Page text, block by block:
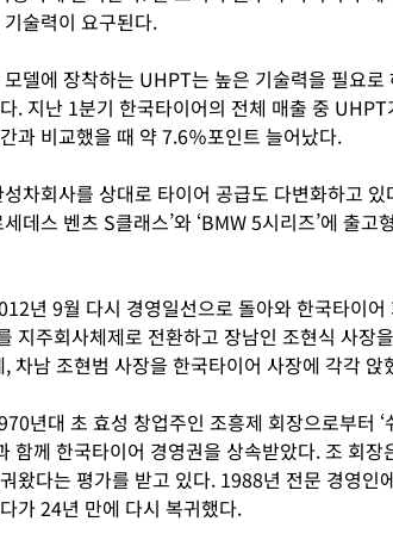
술력이 요구된다.
델에 장착하는 UHPT는 높은 기술력을 필요
. 지난 1분기 한국타이어의 전체 매출 중
과 비교했을 때 약 7.6％포인트 늘어났다.
차회사를 상대로 타이어 공급도 다변화하고
세데스 벤츠 S클래스’와 ‘BMW 5시리즈’에 출
년 9월 다시 경영일선으로 돌아와 한국타이
지주회사체제로 전환하고 장남인 조현식 사장
차남 조현범 사장을 한국타이어 사장에 각각 앉
년대 초 효성 창업주인 조흥제 회장으로부터
함께 한국타이어 경영권을 상속받았다. 조 회장
왔다는 평가를 받고 있다. 1988년 전문 경영인
가 24년 만에 다시 복귀했다.